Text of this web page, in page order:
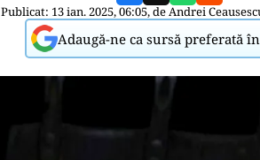
Publicat: 13 ian. 2025, 06:05, deAndrei
Adaugă-ne ca sursă preferată